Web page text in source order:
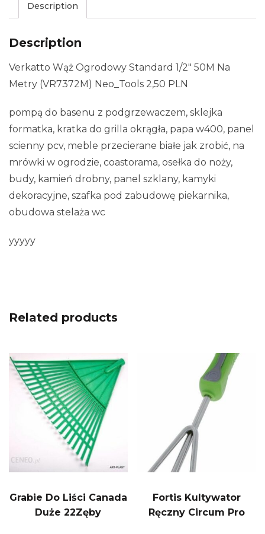
Description
Description
Verkatto Wąż Ogrodowy Standard 1/2″ 50M Na
Metry (VR7372M) Neo_Tools 2,50 PLN
pompą do basenu z podgrzewaczem, sklejka
formatka, kratka do grilla okrągła, papa w400, panel
scienny pcv, meble przecierane białe jak zrobić, na
mrówki w ogrodzie, coastorama, osełka do noży,
budy, kamień drobny, panel szklany, kamyki
dekoracyjne, szafka pod zabudowę piekarnika,
obudowa stelaża wc
yyyyy
Related products
Grabie Do Liści Canada
Duże 22Zęby
Fortis Kultywator
Ręczny Circum Pro